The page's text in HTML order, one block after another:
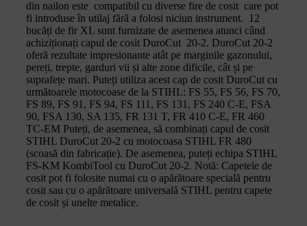
din nailon este compatibil cu diverse fire de cosit care pot
fi introduse în utilaj fără a folosi niciun instrument. 12
bucăți de fir XL sunt furnizate de asemenea atunci când
achiziționați capul de cosit DuroCut 20-2. DuroCut 20-2
oferă rezultate impresionante atât pe marginile gazonului,
pereți, trepte, garduri vii și alte zone dificile, cât și pe
suprafețe mari. Puteți utiliza acest cap de cosit DuroCut cu
următoarele motocoase de la STIHL: FS 55, FS 56, FS 70,
FS 89, FS 91, FS 94, FS 111, FS 131, FS 240 C-E, FSA
90, FSA 130, SA 135, FR 131 T, FR 410 C-E, FR 460
TC-EM Puteți, de asemenea, să combinați capul de cosit
STIHL DuroCut 20-2 cu motocoasa STIHL FR 480
(scoasă din fabricație). De asemenea, puteți echipa STIHL
FS-KM KombiTool cu DuroCut 20-2. Notă: Capetele de
cosit pot fi folosite numai cu o apărătoare specială pentru
cosit sau cu o apărătoare universală STIHL pentru capete
de cosit și unelte metalice.